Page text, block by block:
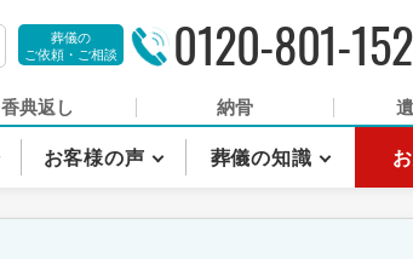
葬儀の
ご依頼・ご相談
0120-801-152
香典返し 納骨
お客様の声 葬儀の知識